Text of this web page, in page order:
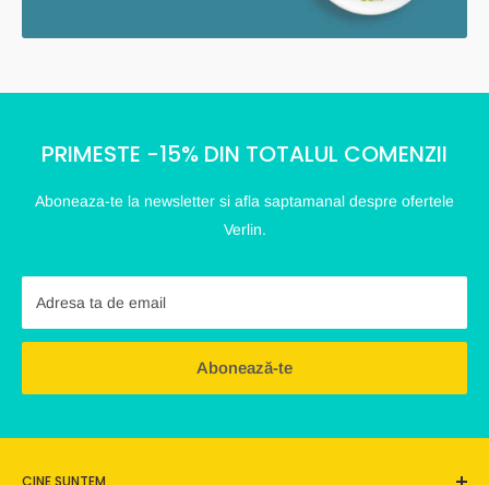
PRIMESTE -15% DIN TOTALUL COMENZII
Aboneaza-te la newsletter si afla saptamanal despre ofertele
Verlin.
Adresa ta de email
Abonează-te